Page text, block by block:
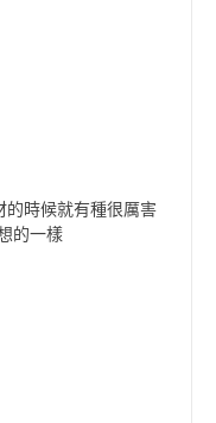
的時候就有種很厲害
的一樣